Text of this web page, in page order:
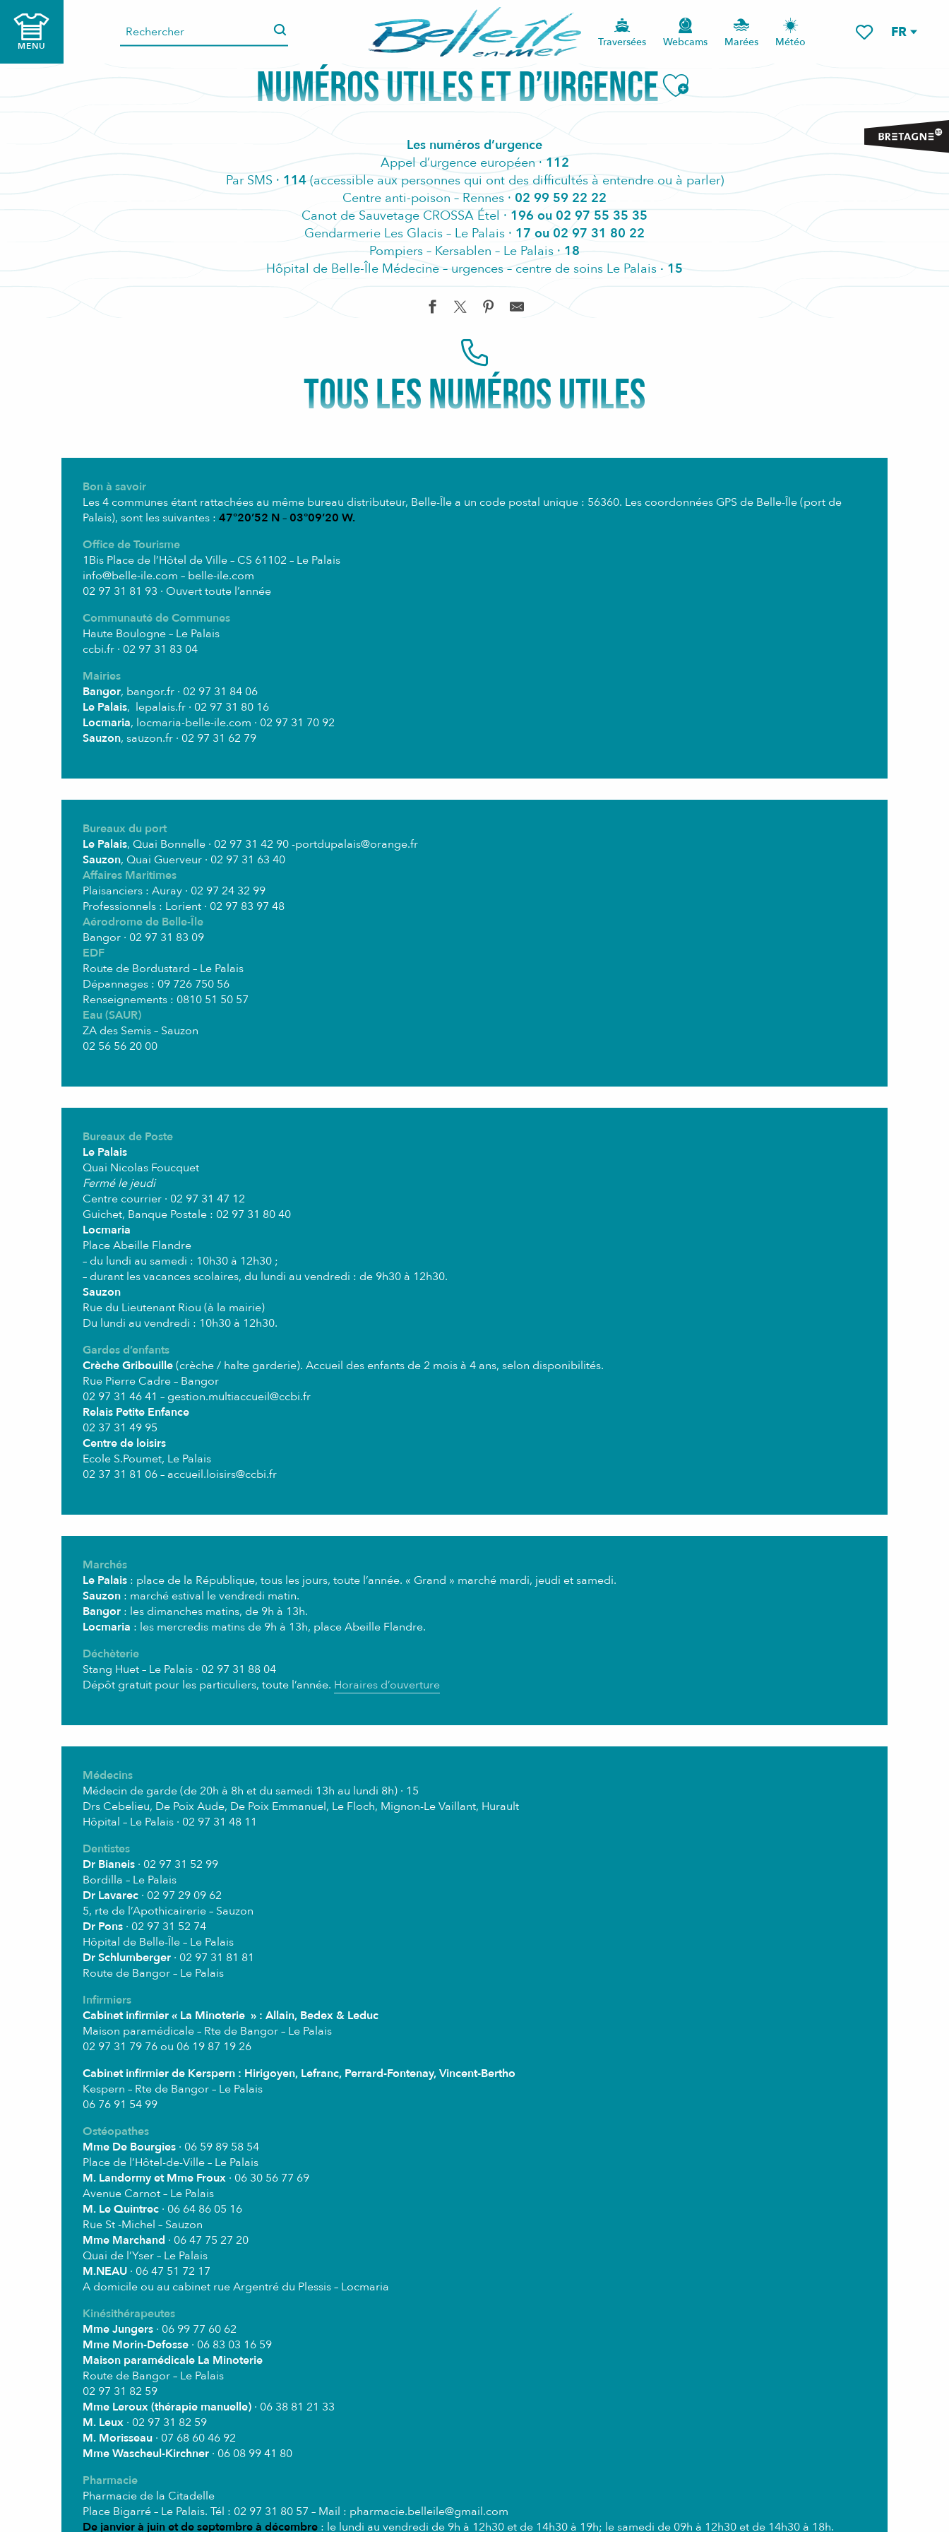
contenu
FR
MENU Traversées Webcams Marées Météo
Vivre ici Vie locale Numéros utiles et d’urgence
NUMÉROS UTILES ET D’URGENCEAjouter aux favoris
Les numéros d’urgence
Appel d’urgence européen ·112
Par SMS · 114(accessible aux personnes qui ont des difficultés à entendre ou à parler)
Centre anti-poison – Rennes · 02 99 59 22 22
Canot de Sauvetage CROSSA Étel · 196 ou 02 97 55 35 35
Gendarmerie Les Glacis – Le Palais · 17 ou 02 97 31 80 22
Pompiers – Kersablen – Le Palais ·18
Hôpital de Belle-Île Médecine – urgences – centre de soins Le Palais · 15
TOUS LES NUMÉROS UTILES
Bon à savoir
Les 4 communes étant rattachées au même bureau distributeur, Belle-Île a un code postal unique : 56360. Les coordonnées GPS de Belle-Île (port de
Palais), sont les suivantes : 47°20’52 N– 03°09’20 W.
Office de Tourisme
1Bis Place de l’Hôtel de Ville – CS 61102 – Le Palais
info@belle-ile.com – belle-ile.com
02 97 31 81 93 · Ouvert toute l’année
Communauté de Communes
Haute Boulogne – Le Palais
ccbi.fr · 02 97 31 83 04
Mairies
Bangor, bangor.fr · 02 97 31 84 06
Le Palais, lepalais.fr · 02 97 31 80 16
Locmaria, locmaria-belle-ile.com · 02 97 31 70 92
Sauzon, sauzon.fr · 02 97 31 62 79
Bureaux du port
Le Palais, Quai Bonnelle · 02 97 31 42 90-portdupalais@orange.fr
Sauzon, Quai Guerveur · 02 97 31 63 40
Affaires Maritimes
Plaisanciers : Auray · 02 97 24 32 99
Professionnels : Lorient · 02 97 83 97 48
Aérodrome de Belle-Île
Bangor · 02 97 31 83 09
EDF
Route de Bordustard – Le Palais
Dépannages : 09 726 750 56
Renseignements : 0810 51 50 57
Eau (SAUR)
ZA des Semis – Sauzon
02 56 56 20 00
Bureaux de Poste
Le Palais
Quai Nicolas Foucquet
Fermé le jeudi
Centre courrier · 02 97 31 47 12
Guichet, Banque Postale : 02 97 31 80 40
Locmaria
Place Abeille Flandre
– du lundi au samedi : 10h30 à 12h30 ;
– durant les vacances scolaires, du lundi au vendredi : de 9h30 à 12h30.
Sauzon
Rue du Lieutenant Riou (à la mairie)
Du lundi au vendredi : 10h30 à 12h30.
Gardes d’enfants
Crèche Gribouille(crèche / halte garderie). Accueil des enfants de 2 mois à 4 ans, selon disponibilités.
Rue Pierre Cadre – Bangor
02 97 31 46 41 – gestion.multiaccueil@ccbi.fr
Relais Petite Enfance
02 37 31 49 95
Centre de loisirs
Ecole S.Poumet, Le Palais
02 37 31 81 06 – accueil.loisirs@ccbi.fr
Marchés
Le Palais : place de la République, tous les jours, toute l’année. « Grand » marché mardi, jeudi et samedi.
Sauzon : marché estival le vendredi matin.
Bangor : les dimanches matins, de 9h à 13h.
Locmaria : les mercredis matins de 9h à 13h, place Abeille Flandre.
Déchèterie
Stang Huet – Le Palais · 02 97 31 88 04
Dépôt gratuit pour les particuliers, toute l’année. Horaires d’ouverture
Médecins
Médecin de garde (de 20h à 8h et du samedi 13h au lundi 8h) · 15
Drs Cebelieu, De Poix Aude, De Poix Emmanuel, Le Floch, Mignon-Le Vaillant, Hurault
Hôpital – Le Palais · 02 97 31 48 11
Dentistes
Dr Bianeis · 02 97 31 52 99
Bordilla – Le Palais
Dr Lavarec · 02 97 29 09 62
5, rte de l’Apothicairerie – Sauzon
Dr Pons · 02 97 31 52 74
Hôpital de Belle-Île – Le Palais
Dr Schlumberger · 02 97 31 81 81
Route de Bangor – Le Palais
Infirmiers
Cabinet infirmier « La Minoterie » : Allain, Bedex & Leduc
Maison paramédicale – Rte de Bangor – Le Palais
02 97 31 79 76 ou 06 19 87 19 26
Cabinet infirmier de Kerspern : Hirigoyen, Lefranc, Perrard-Fontenay, Vincent-Bertho
Kespern – Rte de Bangor – Le Palais
06 76 91 54 99
Ostéopathes
Mme De Bourgies · 06 59 89 58 54
Place de l’Hôtel-de-Ville – Le Palais
M. Landormy et Mme Froux · 06 30 56 77 69
Avenue Carnot – Le Palais
M. Le Quintrec · 06 64 86 05 16
Rue St -Michel – Sauzon
Mme Marchand · 06 47 75 27 20
Quai de l’Yser – Le Palais
M.NEAU · 06 47 51 72 17
A domicile ou au cabinet rue Argentré du Plessis – Locmaria
Kinésithérapeutes
Mme Jungers · 06 99 77 60 62
Mme Morin-Defosse · 06 83 03 16 59
Maison paramédicale La Minoterie
Route de Bangor – Le Palais
02 97 31 82 59
Mme Leroux (thérapie manuelle) · 06 38 81 21 33
M. Leux · 02 97 31 82 59
M. Morisseau · 07 68 60 46 92
Mme Wascheul-Kirchner · 06 08 99 41 80
Pharmacie
Pharmacie de la Citadelle
Place Bigarré – Le Palais. Tél : 02 97 31 80 57 – Mail : pharmacie.belleile@gmail.com
De janvier à juin et de septembre à décembre : le lundi au vendredi de 9h à 12h30 et de 14h30 à 19h; le samedi de 09h à 12h30 et de 14h30 à 18h.